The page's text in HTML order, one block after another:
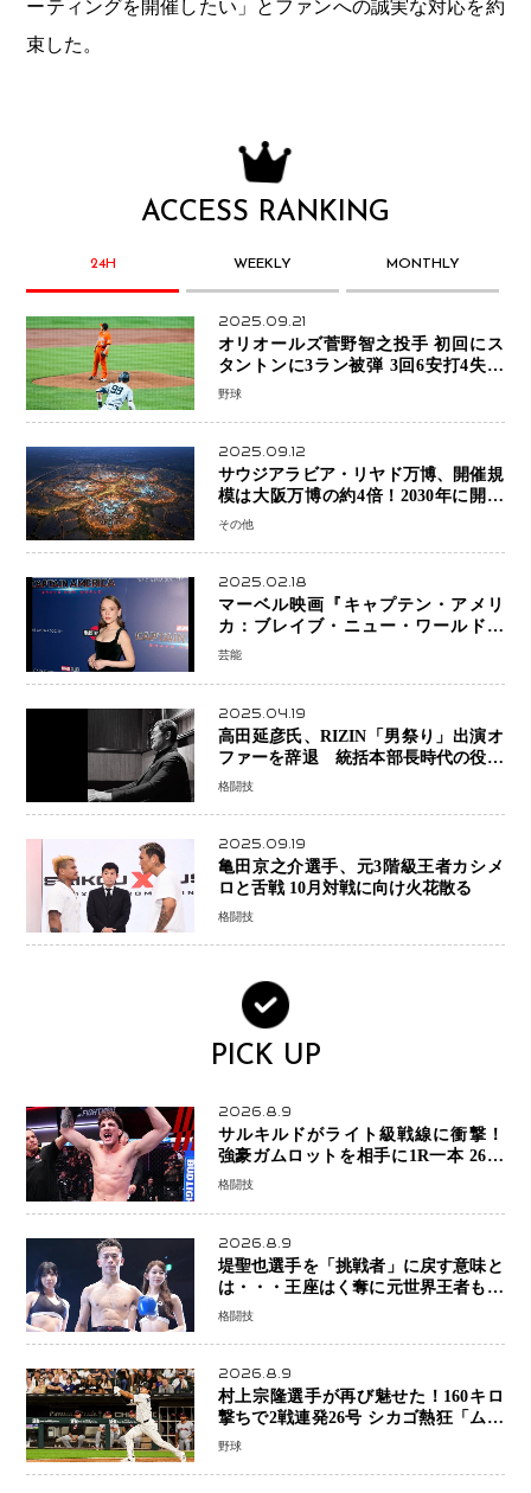
ーティングを開催したい」とファンへの誠実な対応を約
束した。
ACCESS RANKING
24H WEEKLY MONTHLY
2025.09.21
オリオールズ菅野智之投手 初回にス
タントンに3ラン被弾 3回6安打4失点
で降板
野球
2025.09.12
サウジアラビア・リヤド万博、開催規
模は大阪万博の約4倍！2030年に開幕
予定
その他
2025.02.18
マーベル映画『キャプテン・アメリ
カ：ブレイブ・ニュー・ワールド』
新ブラック・ウィドウ役のシラ・ハー
芸能
2025.04.19
高田延彦氏、RIZIN「男祭り」出演オ
ファーを辞退 統括本部長時代の役目
「すでに終えています」と明言
格闘技
2025.09.19
亀田京之介選手、元3階級王者カシメ
格闘技
PICK UP
2026.8.9
サルキルドがライト級戦線に衝撃！
強豪ガムロットを相手に1R一本 26歳
の豪州の新星が「トップ戦線」へ名乗
格闘技
2026.8.9
堤聖也選手を「挑戦者」に戻す意味と
は・・・王座はく奪に元世界王者も疑
問符 見たいのは井上拓真選手、那須
格闘技
2026.8.9
村上宗隆選手が再び魅せた！160キロ
撃ちで2戦連発26号 シカゴ熱狂「ムネ
はスターだ」米ファンの人気も急上昇
野球